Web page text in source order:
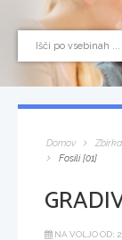
Domov
Fosili [01]
NA VOLJO OD: